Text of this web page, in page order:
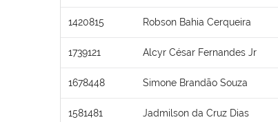
1420815 Robson Bahia Cerqueira
1739121 Alcyr César Fernandes Jr
1678448 Simone Brandão Souza
1581481 Jadmilson da Cruz Dias